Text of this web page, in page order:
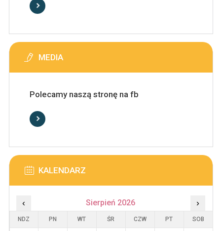
MEDIA
Polecamy naszą stronę na fb
KALENDARZ
‹ Sierpień 2026 ›
NDZ PN WT ŚR CZW PT SOB